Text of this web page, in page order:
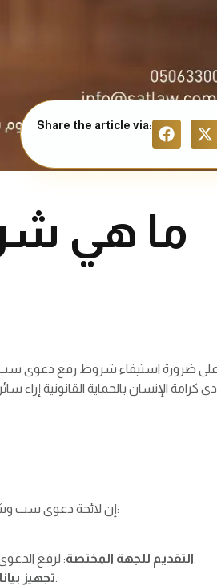
Share the article via:
ما هي
ضرورة استيفاء شروط رفع دعوى سب
كرامة الإنسان بالحماية القانونية
إن لائحة دعوى سب وشتم الآخر في النظام السعودي تتضمن بعض الشروط اللازم استيفاؤها لقبول الدعوى، وتتضمن هذه الشروط ما يلي:
التقديم للجهة المختصة: لرفع الدعوى رسميًا تقدم لمركز الشرطة التابع لها الواقعة ويحرر بلاغ في مركز الشرطة، أو الإبلاغ عن طريق تطبيق كلنا أمن.
تجهيز: يجب تقديم بيانات المتهم كاملة حتى تتمكن الجهة المختصة من معرفته والوصول له لتوجيه التهمة.